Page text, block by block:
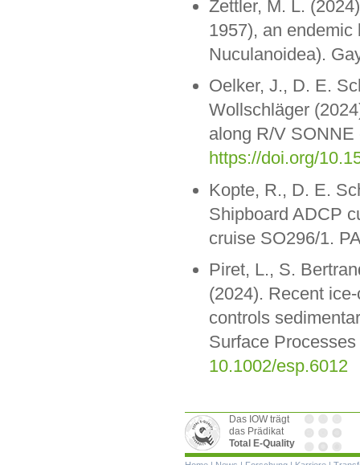
Zettler, M. L.
1957), an
Nuculanoidea).
Oelker, J., D. E.
Wollschläger
along R/V
https://doi.org/
Kopte, R., D. E.
Shipboard ADCP
cruise SO296/1.
Piret, L., S.
(2024). Recent
controls
Surface
10.1002/esp.6012
Das IOW trägt
das Prädikat
Total E-Quality